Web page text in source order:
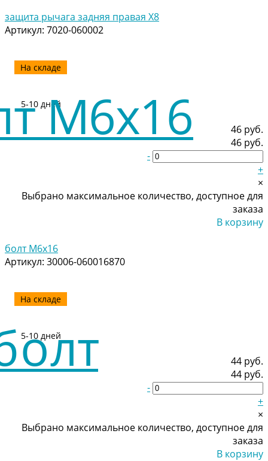
защита рычага задняя правая Х8
Артикул: 7020-060002
На складе
5-10 дней
46 руб.
46 руб.
-
+
×
Выбрано максимальное количество, доступное для
заказа
В корзину
болт M6x16
Артикул: 30006-060016870
На складе
5-10 дней
44 руб.
44 руб.
-
+
×
Выбрано максимальное количество, доступное для
заказа
В корзину